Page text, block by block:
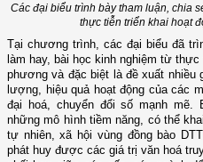
Các đại biểu trình bày tham luận, chia
thực tiễn triển khai hoạt
Tại chương trình, các đại biểu đã
làm hay, bài học kinh nghiệm từ
phương và đặc biệt là đề xuất nhiều
lượng, hiệu quả hoạt động của các
đại hoá, chuyển đổi số mạnh mẽ.
những mô hình tiềm năng, có thể
tự nhiên, xã hội vùng đồng bào
phát huy được các giá trị văn hoá